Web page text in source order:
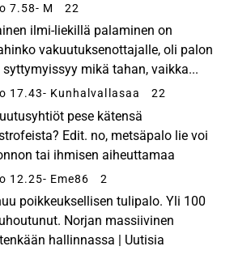
7.58- M 22
ilmi-liekillä palaminen on
vakuutuksenottajalle, oli palon
mikä tahan, vaikka...
17.43- Kunhalvallasaa 22
pese kätensä
Edit. no, metsäpalo lie voi
tai ihmisen aiheuttamaa
12.25- Eme86 2
poikkeuksellisen tulipalo. Yli 100
Norjan massiivinen
hallinnassa | Uutisia